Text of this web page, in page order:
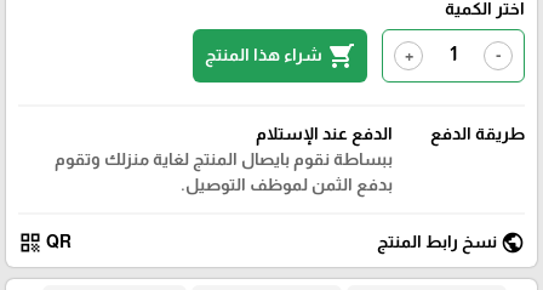
اختر الكمية
-
+
shopping_cart شراء هذا المنتج
طريقة الدفع
الدفع عند الإستلام
ببساطة نقوم بايصال المنتج لغاية منزلك وتقوم
بدفع الثمن لموظف التوصيل.
public نسخ رابط المنتج QR
qr_code